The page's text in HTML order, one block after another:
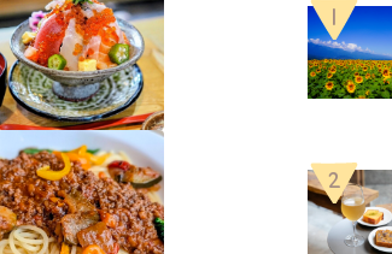
1
2